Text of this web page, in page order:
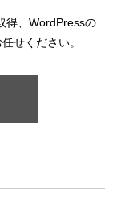
A４チラシ・A3
倉敷地域自立支
得、WordPressの
せください。